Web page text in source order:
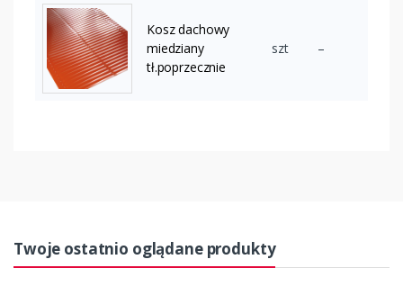
Kosz dachowy
miedziany
tł.poprzecznie
szt –
Twoje ostatnio oglądane produkty